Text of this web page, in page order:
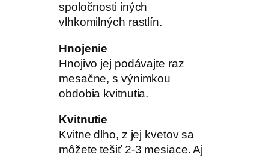
spoločnosti iných
vlhkomilných rastlín.
Hnojenie
Hnojivo jej podávajte raz
mesačne, s výnimkou
obdobia kvitnutia.
Kvitnutie
Kvitne dlho, z jej kvetov sa
môžete tešiť 2-3 mesiace. Aj